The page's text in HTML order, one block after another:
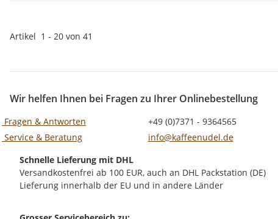
Artikel 1 - 20 von 41
Wir helfen Ihnen bei Fragen zu Ihrer Onlinebestellung
Fragen & Antworten
Service & Beratung
+49 (0)7371 - 9364565
info@kaffeenudel.de
Schnelle Lieferung mit DHL
Versandkostenfrei ab 100 EUR, auch an DHL Packstation (DE)
Lieferung innerhalb der EU und in andere Länder